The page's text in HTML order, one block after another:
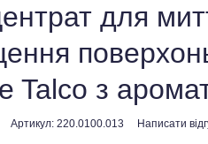
для
Talco з
Артикул: 220.0100.013 Написати